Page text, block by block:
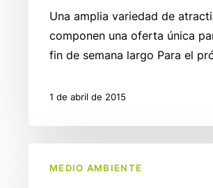
Una amplia variedad de
componen una oferta única
fin de semana largo Para el
1 de abril de 2015
Práctica
MEDIO AMBIENTE